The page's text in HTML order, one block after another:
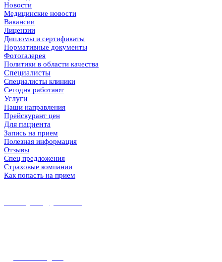
Новости
Медицинские новости
Вакансии
Лицензии
Дипломы и сертификаты
Нормативные документы
Фотогалерея
Политики в области качества
Специалисты
Специалисты клиники
Сегодня работают
Услуги
Наши направления
Прейскурант цен
Для пациента
Запись на прием
Полезная информация
Отзывы
Спец предложения
Страховые компании
Как попасть на прием